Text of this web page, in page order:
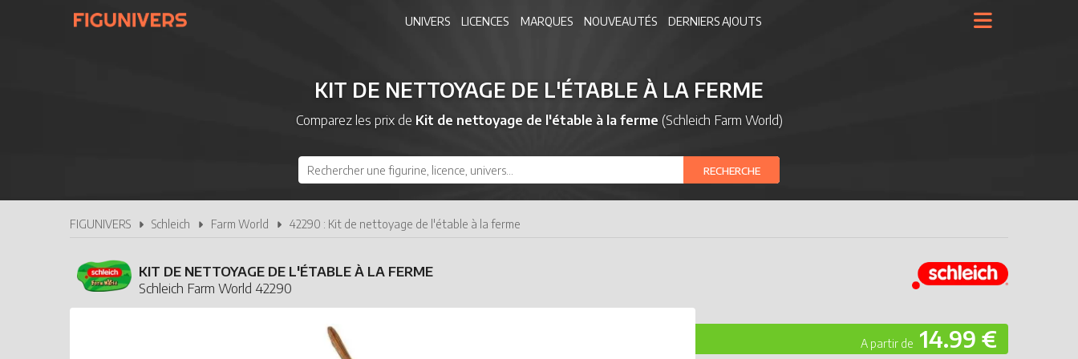
UNIVERS LICENCES MARQUES NOUVEAUTÉS DERNIERS AJOUTS
KIT DE NETTOYAGE DE L'ÉTABLE À LA FERME
Comparez les prix de Kit de nettoyage de l'étable à la ferme (Schleich Farm World)
RECHERCHE
FIGUNIVERS Schleich Farm World 42290 : Kit de nettoyage de l'étable à la ferme
KIT DE NETTOYAGE DE L'ÉTABLE À LA FERME
Schleich Farm World 42290
14.99 €